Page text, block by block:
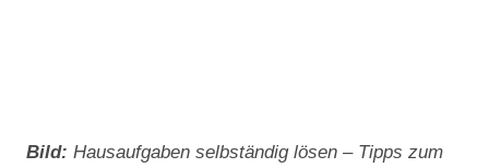
Bild: Hausaufgaben selbständig lösen – Tipps zum